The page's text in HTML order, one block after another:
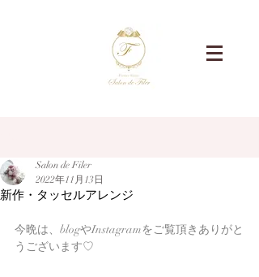
新作・タッセルアレンジ
Salon de Filer
2022年11月13日
今晩は、blogやInstagramをご覧頂きありがと
うございます♡